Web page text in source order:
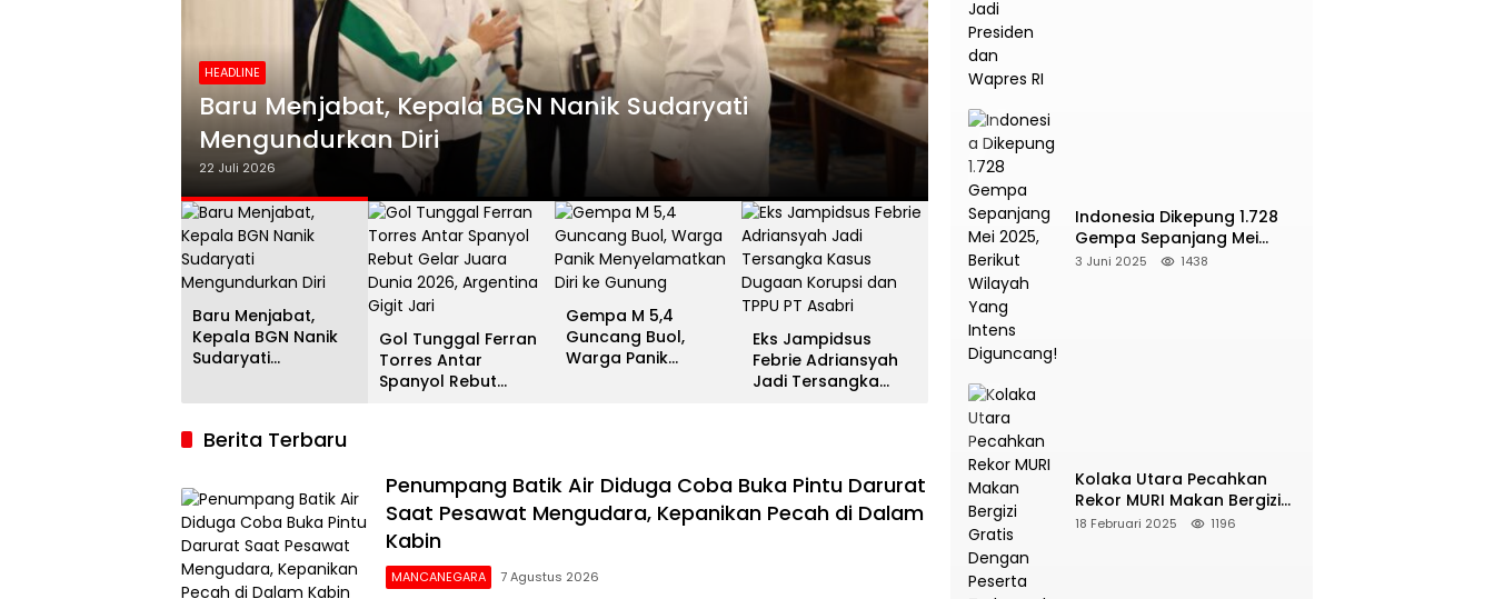
HEADLINE
Gol Tunggal Ferran Torres Antar Spanyol Rebut Gelar
Juara Dunia 2026, Argentina Gigit Jari
20 Juli 2026
HEADLINE
Gempa M 5,4 Guncang Buol, Warga Panik
Menyelamatkan Diri ke Gunung
13 Juli 2026
Baru Menjabat,
Kepala BGN Nanik
Sudaryati
Gol Tunggal Ferran
Torres Antar
Spanyol Rebut
Gempa M 5,4
Guncang Buol,
Warga Panik
Eks Jampidsus
Febrie Adriansyah
Jadi Tersangka
Berita Terbaru
Penumpang Batik Air Diduga Coba Buka Pintu Darurat
Saat Pesawat Mengudara, Kepanikan Pecah di Dalam
Kabin
MANCANEGARA 7 Agustus 2026
Indonesia Dikepung 1.728
Gempa Sepanjang Mei
2025, Berikut Wilayah Yang
3 Juni 2025 1438
Kolaka Utara Pecahkan
Rekor MURI Makan Bergizi
Gratis Dengan Peserta
18 Februari 2025 1196